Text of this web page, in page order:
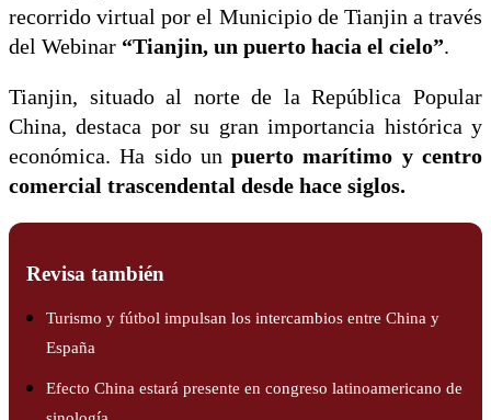
recorrido virtual por el Municipio de Tianjin a través
del Webinar “Tianjin, un puerto hacia el cielo”.
Tianjin, situado al norte de la República Popular
China, destaca por su gran importancia histórica y
económica. Ha sido unpuerto marítimo y centro
comercial trascendental desde hace siglos.
Revisa también
Turismo y fútbol impulsan los intercambios entre China y
España
Efecto China estará presente en congreso latinoamericano de